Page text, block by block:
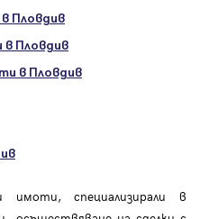
Пловдив
Пловдив
в Пловдив
специализирали в